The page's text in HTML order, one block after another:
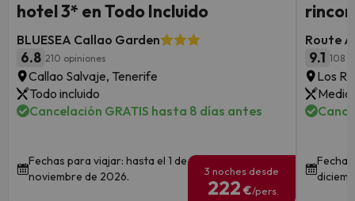
hotel 3* en Todo Incluido
BLUESEA Callao Garden
6.8 210 opiniones
Callao Salvaje, Tenerife
Todo incluido
Cancelación GRATIS hasta 8 días antes
Fechas para viajar: hasta el 1 de
noviembre de 2026.
3 noches desde
222 €/pers.
Route
9.1 108
Los
Media